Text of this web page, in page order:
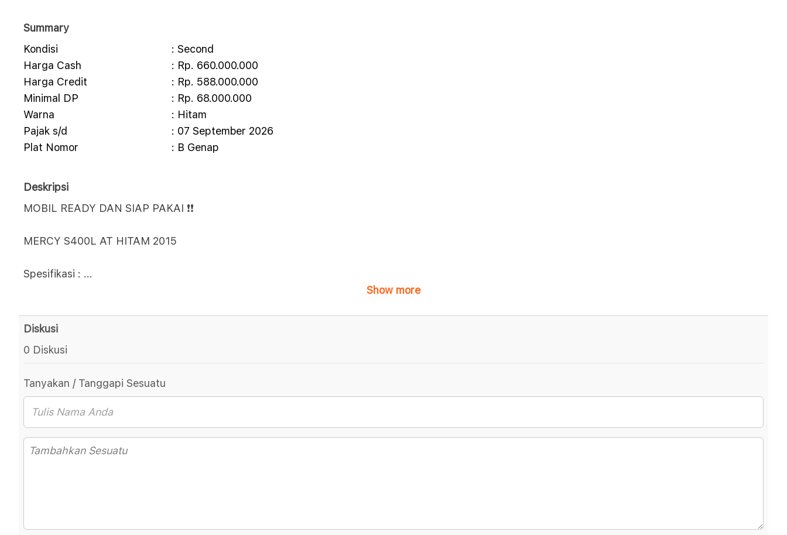
Summary
Kondisi
: Second
Harga Cash
: Rp. 660.000.000
Harga Credit
: Rp. 588.000.000
Minimal DP
: Rp. 68.000.000
Warna
: Hitam
Pajak s/d
: 07 September 2026
Plat Nomor
: B Genap
Deskripsi
MOBIL READY DAN SIAP PAKAI ❗❗
MERCY S400L AT HITAM 2015
Spesifikasi : ...
Show more
Diskusi
0 Diskusi
Tanyakan / Tanggapi Sesuatu